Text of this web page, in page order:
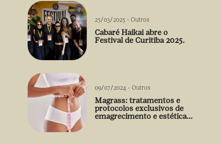
25/03/2025 - Outros
Cabaré Haikai abre o
Festival de Curitiba 2025.
09/07/2024 - Outros
Magrass: tratamentos e
protocolos exclusivos de
emagrecimento e estética